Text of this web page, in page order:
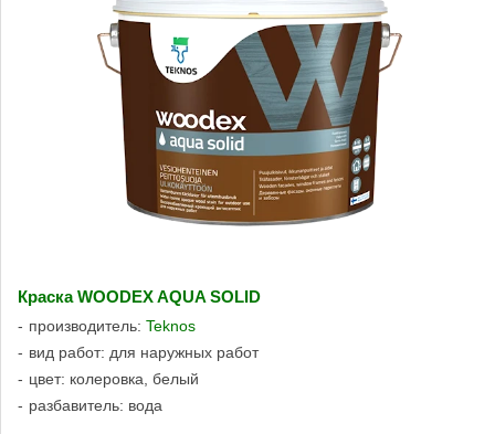
Краска WOODEX AQUA SOLID
производитель: Teknos
вид работ: для наружных работ
цвет: колеровка, белый
разбавитель: вода